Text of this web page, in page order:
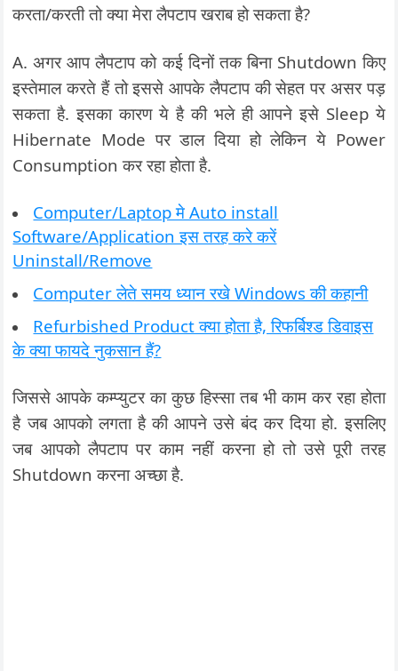
करता/करती तो क्या मेरा लैपटाप खराब हो सकता है?
A. अगर आप लैपटाप को कई दिनों तक बिना Shutdown किए
इस्तेमाल करते हैं तो इससे आपके लैपटाप की सेहत पर असर पड़
सकता है. इसका कारण ये है की भले ही आपने इसे Sleep ये
Hibernate Mode पर डाल दिया हो लेकिन ये Power
Consumption कर रहा होता है.
Computer/Laptop मे Auto install
Software/Application इस तरह करे करें
Uninstall/Remove
Computer लेते समय ध्यान रखे Windows की कहानी
Refurbished Product क्या होता है, रिफर्बिश्‍ड डिवाइस
के क्या फायदे नुकसान हैं?
जिससे आपके कम्प्युटर का कुछ हिस्सा तब भी काम कर रहा होता
है जब आपको लगता है की आपने उसे बंद कर दिया हो. इसलिए
जब आपको लैपटाप पर काम नहीं करना हो तो उसे पूरी तरह
Shutdown करना अच्छा है.